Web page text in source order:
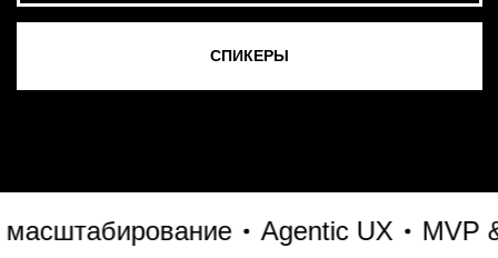
Agentic UX MVP &
СМОТРЕТЬ ВСЕ ФОТО